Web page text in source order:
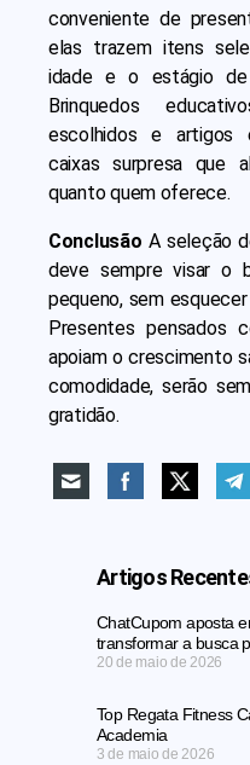
conveniente de
elas trazem itens
idade e o estágio de
Brinquedos
escolhidos e artigos
caixas surpresa que
quanto quem oferece.
Conclusão A seleção
deve sempre visar o
pequeno, sem
Presentes pensados
apoiam o crescimento
comodidade, serão
gratidão.
Artigos
ChatCupom aposta
transformar a busca
20 de maio de 2026
Top Regata Fitness
Academia
3 de maio de 2026